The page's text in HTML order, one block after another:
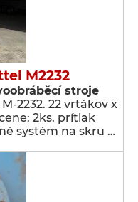
M2232
stroje
2232. 22 vrtákov x
2ks. prítlak
systém na skru …